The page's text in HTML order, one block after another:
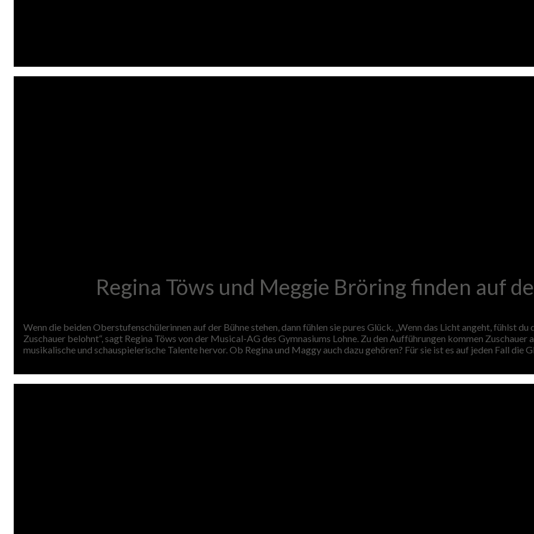
Regina Töws und Meggie Bröring finden auf
Wenn die beiden Oberstufenschülerinnen auf der Bühne stehen, dann fühlen sie pures Glück. „Wenn das Licht angeht, fühlst
Zuschauer belohnt“, sagt Regina Töws von der Musical-AG des Gymnasiums Lohne. Zu den Aufführungen kommen
musikalische und schauspielerische Talente hervor. Ob Regina und Maggy auch dazu gehören? Für sie ist es auf jeden Fall die